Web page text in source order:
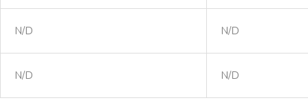
N/D N/D
N/D N/D